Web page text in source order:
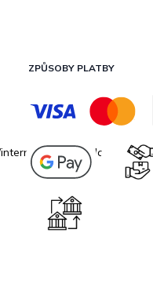
ZPŮSOBY PLATBY